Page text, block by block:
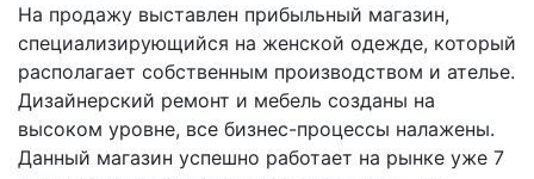
На продажу выставлен прибыльный магазин,
специализирующийся на женской одежде, который
располагает собственным производством и ателье.
Дизайнерский ремонт и мебель созданы на
высоком уровне, все бизнес-процессы налажены.
Данный магазин успешно работает на рынке уже 7